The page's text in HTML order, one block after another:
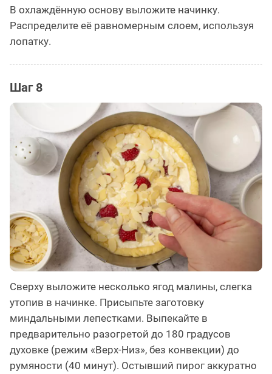
В охлаждённую основу выложите начинку.
Распределите её равномерным слоем, используя
лопатку.
Шаг 8
Сверху выложите несколько ягод малины, слегка
утопив в начинке. Присыпьте заготовку
миндальными лепестками. Выпекайте в
предварительно разогретой до 180 градусов
духовке (режим «Верх-Низ», без конвекции) до
румяности (40 минут). Остывший пирог аккуратно